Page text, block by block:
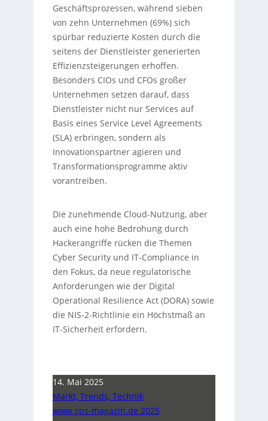
Geschäftsprozessen, während sieben
von zehn Unternehmen (69%) sich
spürbar reduzierte Kosten durch die
seitens der Dienstleister generierten
Effizienzsteigerungen erhoffen.
Besonders CIOs und CFOs großer
Unternehmen setzen darauf, dass
Dienstleister nicht nur Services auf
Basis eines Service Level Agreements
(SLA) erbringen, sondern als
Innovationspartner agieren und
Transformationsprogramme aktiv
vorantreiben.
Die zunehmende Cloud-Nutzung, aber
auch eine hohe Bedrohung durch
Hackerangriffe rücken die Themen
Cyber Security und IT-Compliance in
den Fokus, da neue regulatorische
Anforderungen wie der Digital
Operational Resilience Act (DORA) sowie
die NIS-2-Richtlinie ein Höchstmaß an
IT-Sicherheit erfordern.
14. Mai 2025
Markt, Trends, Technik
www.sps-magazin.de 2025